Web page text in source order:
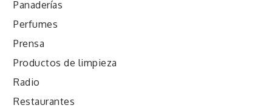
Panaderías
Perfumes
Prensa
Productos de limpieza
Radio
Restaurantes